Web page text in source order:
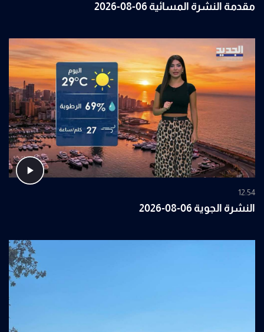
مقدمة النشرة المسائية 06-08-2026
12:54
النشرة الجوية 06-08-2026